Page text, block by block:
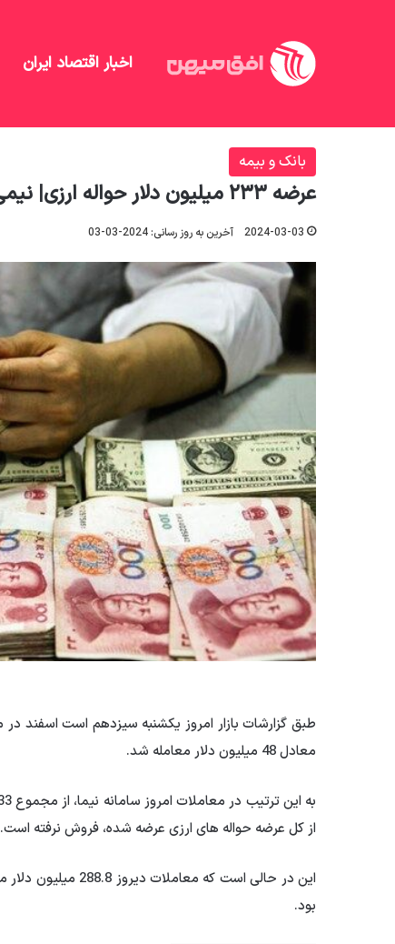
اخبار اقتصاد ایران
بانک و بیمه
عرضه ۲۳۳ میلیون دلار حواله ارزی| نیمی از حواله‌ها مشتری نداشت
2024-03-03 آخرین به روز رسانی: 2024-03-03
معادل 48 میلیون دلار معامله شد.
از کل عرضه حواله های ارزی عرضه شده، فروش نرفته است.
بود.